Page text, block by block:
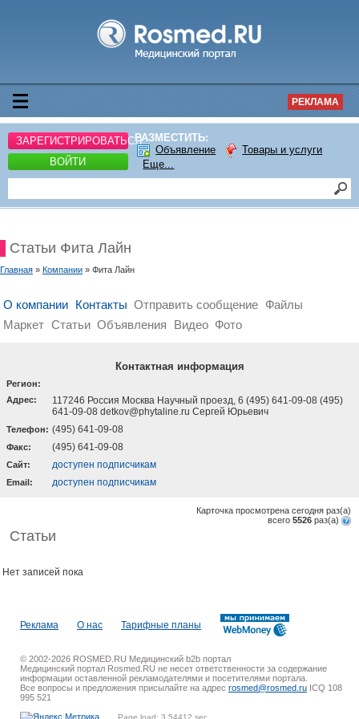
РЕКЛАМА
ЗАРЕГИСТРИРОВАТЬСЯ
ВОЙТИ
РАЗМЕСТИТЬ:
Объявление
Товары и услуги
Еще...
Статьи Фита Лайн
Главная » Компании » Фита Лайн
О компании Контакты Отправить сообщение Файлы
Маркет Статьи Объявления Видео Фото
Контактная информация
Регион:
Адрес:
117246 Россия Москва Научный проезд, 6 (495) 641-09-08 (495)
641-09-08 detkov@phytaline.ru Сергей Юрьевич
Телефон: (495) 641-09-08
Факс: (495) 641-09-08
Cайт: доступен подписчикам
Email: доступен подписчикам
Карточка просмотрена сегодня раз(a)
всего 5526 раз(a)
Статьи
Нет записей пока
Реклама О нас Тарифные планы
© 2002-2026 ROSMED.RU Медицинский b2b портал
Медицинский портал Rosmed.RU не несет ответственности за содержание
информации оставленной рекламодателями и посетителями портала.
Все вопросы и предложения присылайте на адрес rosmed@rosmed.ru ICQ 108
995 521
Page load: 3.54412 sec